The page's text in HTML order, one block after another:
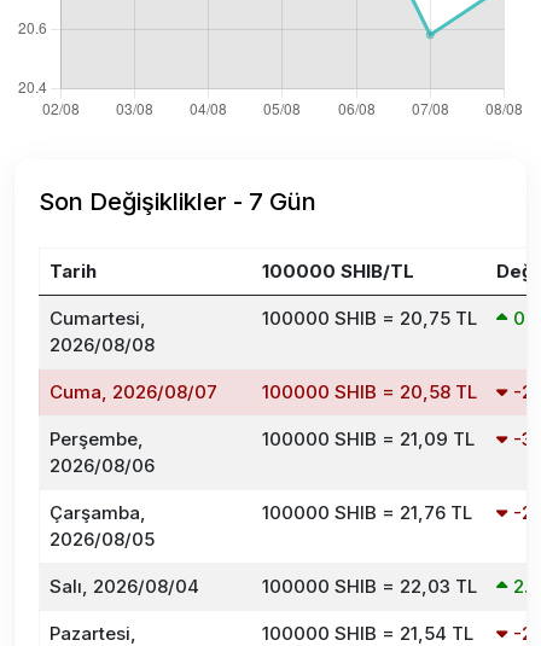
Son Değişiklikler - 7 Gün
Tarih 100000 SHIB/TL
Cumartesi,
2026/08/08
100000 SHIB = 20,75 TL
Cuma, 2026/08/07 100000 SHIB = 20,58 TL -
Perşembe,
2026/08/06
100000 SHIB = 21,09 TL -
Çarşamba,
2026/08/05
100000 SHIB = 21,76 TL -
Salı, 2026/08/04 100000 SHIB = 22,03 TL
Pazartesi,
100000 SHIB = 21,54 TL -